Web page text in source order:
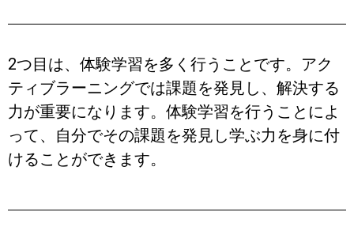
2つ目は、体験学習を多く行うことです。アク
ティブラーニングでは課題を発見し、解決する
力が重要になります。体験学習を行うことによ
って、自分でその課題を発見し学ぶ力を身に付
けることができます。